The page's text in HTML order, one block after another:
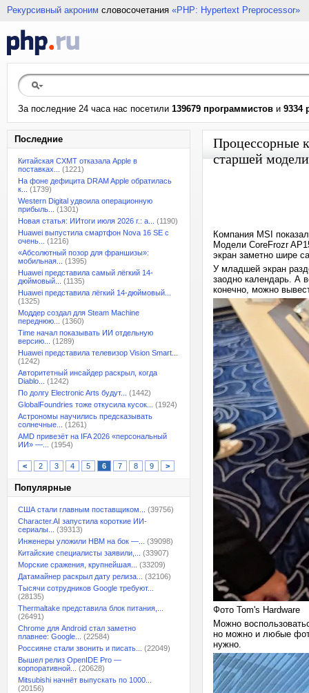
Рекурсивный акроним словосочетания «PHP: Hypertext Preprocessor»
За последние 24 часа нас посетили 139679 программистов и 9334
Последние
Китайская CXMT отказала Apple в
поставках...
(1221)
На фоне дефицита DRAM Apple обратилась
к...
(1739)
Western Digital удвоила операционную
прибыль...
(1301)
Новая статья: ИИтоги июля 2026 г.: а...
(1190)
Huawei выпустила смартфон Nova 16 SE с
очень...
(1216)
«Абсолютный позор для франшизы»:
мобильная...
(1395)
Huawei представила самый лёгкий 14-
дюймовый...
(1135)
Huawei представила лёгкий 14-дюймовый...
(1325)
Моддер создал для Steam Machine
переднюю...
(1360)
Time начал показывать ИИ отдельную
версию...
(1289)
Huawei представила телевизор Vision Smart...
(1242)
Авторитетный инсайдер раскрыл, когда
Diablo...
(1242)
По долгу Electronic Arts будут...
(1442)
GlobalFoundries тоже откусила кусок...
(1924)
Астрономы научились предсказывать
солнечные...
(1261)
AMD привезёт на IFA 2026 «персональный
ИИ» —...
(1954)
< 2 3 4 5 6 7 8 9 >
Популярные
США стали главным поставщиком...
(39756)
Character.AI запустила короткие ИИ-
сериалы...
(39313)
Инженеры уложили HBM на бок —...
(39098)
Китайские специалисты заявили,...
(33907)
Морские сражения, крупнейшая...
(33209)
Датамайнер раскрыл дату релиза...
(32106)
Тысячи сотрудников Google требуют...
(28135)
Thermaltake представила блок питания,...
(26491)
Chrome для Android стал заметно
плавнее: Google...
(22584)
Россияне стали звонить и писать...
(22049)
Вышел релиз OpenIDE Pro —
корпоративной...
(20628)
Mitsubishi начнёт выпускать по 1000...
(20156)
Процессорные
старшей
Компания MSI
Модели CoreFrozr
экран заметно шире
У младшей экран
заодно календарь. А
конечно, можно
Фото Tom's Hardware
Можно
но можно и любые
нужно.